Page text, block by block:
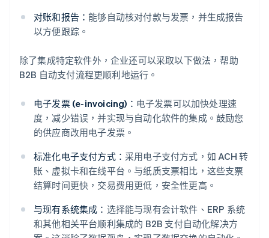
对账和报告：能够自动核对付款与发票，并生成报告
以方便跟踪。
除了集成特定软件外，企业还可以采取以下做法，帮助
B2B 自动支付流程更顺利地运行。
电子发票 (e-invoicing)： 电子发票可以加快处理速
度，减少错误，并实现与自动化软件的集成。鼓励您
的供应商改用电子发票。
标准化电子支付方式： 采用电子支付方式，如 ACH 转
账、虚拟卡和在线平台。与纸质支票相比，这些支票
结算时间更快，交易费用更低，安全性更高。
与现有系统集成： 选择能与现有会计软件、ERP 系统
和其他相关平台顺利集成的 B2B 支付自动化解决方